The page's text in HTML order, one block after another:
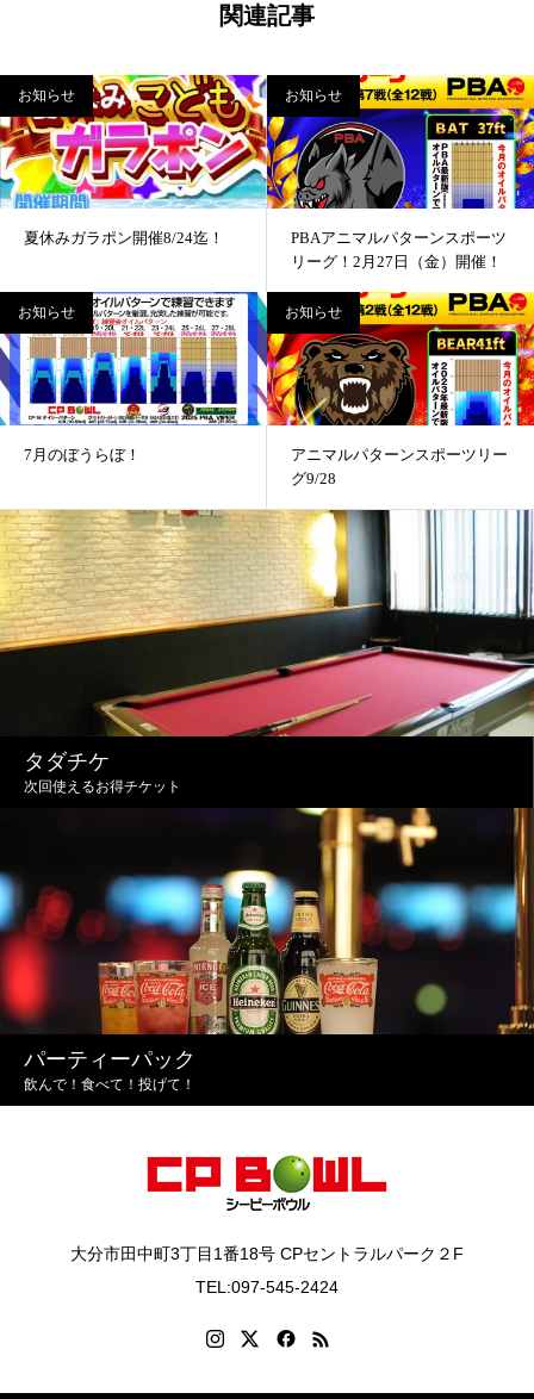
関連記事
お知らせ
夏休みガラポン開催8/24迄！
お知らせ
PBAアニマルパターンスポーツ
リーグ！2月27日（金）開催！
お知らせ
7月のぼうらぼ！
お知らせ
アニマルパターンスポーツリー
グ9/28
タダチケ
次回使えるお得チケット
パーティーパック
飲んで！食べて！投げて！
大分市田中町3丁目1番18号 CPセントラルパーク２F
TEL:097-545-2424